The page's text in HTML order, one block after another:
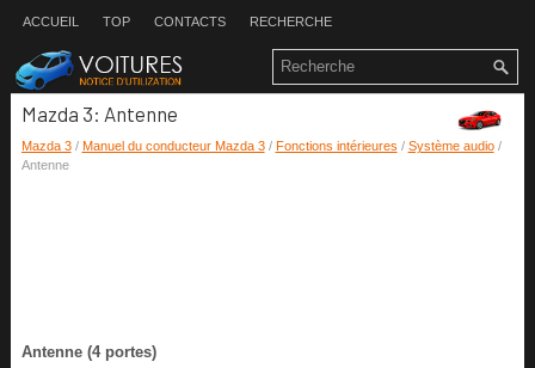
ACCUEIL TOP CONTACTS RECHERCHE
Mazda 3: Antenne
Mazda 3/ Manuel du conducteur Mazda 3/ Fonctions intérieures / Système audio/
Antenne
Antenne (4 portes)